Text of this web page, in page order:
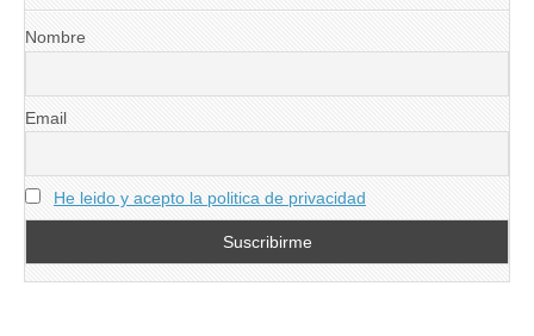
Nombre
Email
He leido y acepto la politica de privacidad